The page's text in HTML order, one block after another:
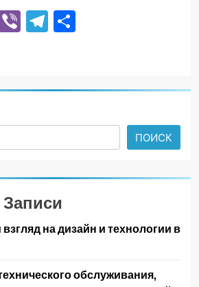
ViberTelegram
ПОИСК
на дизайн и технологии в
обслуживания,